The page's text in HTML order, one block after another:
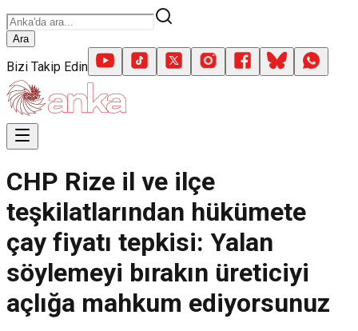
Ara
Bizi Takip Edin
CHP Rize il ve ilçe
teşkilatlarından hükümete
çay fiyatı tepkisi: Yalan
söylemeyi bırakın üreticiyi
açlığa mahkum ediyorsunuz